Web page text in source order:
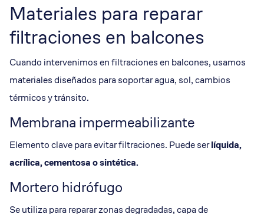
Materiales para reparar
filtraciones en balcones
Cuando intervenimos en filtraciones en balcones, usamos
materiales diseñados para soportar agua, sol, cambios
térmicos y tránsito.
Membrana impermeabilizante
Elemento clave para evitar filtraciones. Puede serlíquida,
acrílica, cementosa o sintética.
Mortero hidrófugo
Se utiliza para reparar zonas degradadas, capa de